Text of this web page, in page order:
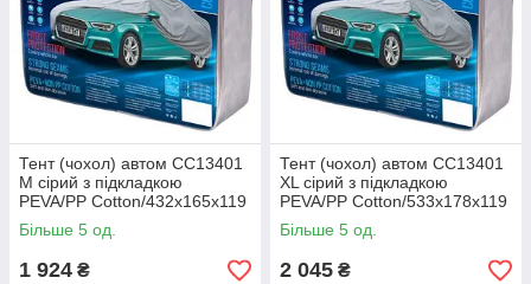
Тент (чохол) автом CC13401
M сірий з підкладкою
PEVA/PP Cotton/432х165х119
к.з.
Більше 5 од.
1 924 ₴
Тент (чохол) автом CC13401
XL сірий з підкладкою
PEVA/PP Cotton/533х178х119
к.з
Більше 5 од.
2 045 ₴